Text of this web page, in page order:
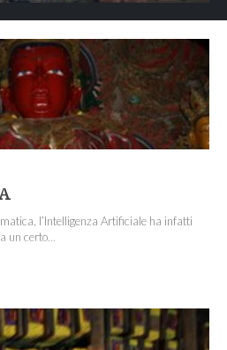
l’Intelligenza Artificiale ha infatti
un certo...